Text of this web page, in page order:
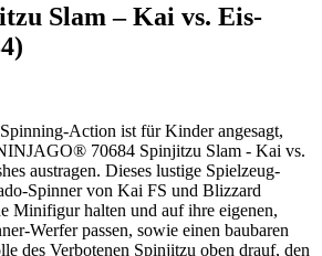
Slam – Kai vs. Eis-
Action ist für Kinder angesagt,
70684 Spinjitzu Slam - Kai vs.
austragen. Dieses lustige Spielzeug-
Spinner von Kai FS und Blizzard
Minifigur halten und auf ihre eigenen,
Werfer passen, sowie einen baubaren
des Verbotenen Spinjitzu oben drauf, den